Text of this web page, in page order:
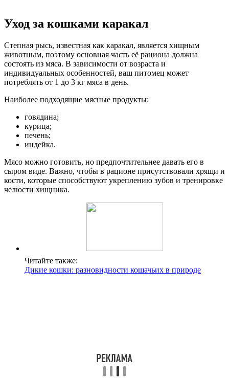
Уход за кошками каракал
Степная рысь, известная как каракал, является хищным
животным, поэтому основная часть её рациона должна
состоять из мяса. В зависимости от возраста и
индивидуальных особенностей, ваш питомец может
потреблять от 1 до 3 кг мяса в день.
Наиболее подходящие мясные продукты:
говядина;
курица;
печень;
индейка.
Мясо можно готовить, но предпочтительнее давать его в
сыром виде. Важно, чтобы в рационе присутствовали хрящи и
кости, которые способствуют укреплению зубов и тренировке
челюсти хищника.
Читайте также:
Дикие кошки: разновидности кошачьих в природе